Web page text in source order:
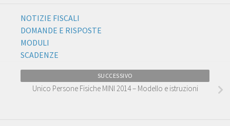
NOTIZIE FISCALI
DOMANDE E RISPOSTE
MODULI
SCADENZE
SUCCESSIVO
Unico Persone Fisiche MINI 2014 – Modello e istruzioni